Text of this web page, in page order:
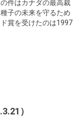
件はカナダの最高裁
子の未来を守るため
賞を受けたのは1997
）